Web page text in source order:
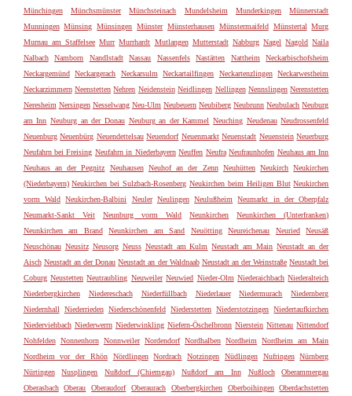
Münchingen
Münchsmünster Münchsteinach Mundelsheim Munderkingen
Münnerstadt
Munningen Münsing Münsingen Münster Münsterhausen Münstermaifeld Münstertal Murg
Murnau am Staffelsee Murr Murrhardt Mutlangen Mutterstadt Nabburg Nagel Nagold Naila
Nalbach
Namborn Nandlstadt Nassau Nassenfels Nastätten Nattheim
Neckarbischofsheim
Neckargemünd Neckargerach Neckarsulm Neckartailfingen Neckartenzlingen Neckarwestheim
Neckarzimmern Neenstetten Nehren Neidenstein Neidlingen Nellingen Nennslingen Nerenstetten
Neresheim Nersingen Nesselwang Neu-Ulm Neubeuern Neubiberg Neubrunn Neubulach Neuburg
am Inn Neuburg an der Donau Neuburg an der Kammel Neuching Neudenau Neudrossenfeld
Neuenburg Neuenbürg Neuendettelsau Neuendorf Neuenmarkt Neuenstadt Neuenstein Neuerburg
Neufahrn bei Freising Neufahrn in Niederbayern Neuffen Neufra Neufraunhofen Neuhaus am Inn
Neuhaus an der Pegnitz
Neuhausen Neuhof an der Zenn Neuhütten Neukirch Neukirchen
(Niederbayern) Neukirchen bei Sulzbach-Rosenberg Neukirchen beim Heiligen Blut Neukirchen
vorm Wald Neukirchen-Balbini Neuler Neulingen Neulußheim
Neumarkt in der Oberpfalz
Neumarkt-Sankt Veit
Neunburg vorm Wald Neunkirchen
Neunkirchen (Unterfranken)
Neunkirchen am Brand
Neunkirchen am Sand Neuötting Neureichenau Neuried
Neusäß
Neuschönau Neusitz Neusorg Neuss Neustadt am Kulm Neustadt am Main Neustadt an der
Aisch Neustadt an der Donau Neustadt an der Waldnaab Neustadt an der Weinstraße Neustadt bei
Coburg Neustetten Neutraubling Neuweiler Neuwied Nieder-Olm Niederaichbach Niederalteich
Niederbergkirchen
Niedereschach Niederfüllbach Niederlauer Niedermurach
Niedernberg
Niedernhall
Niederrieden Niederschönenfeld Niederstetten Niederstotzingen Niedertaufkirchen
Niederviehbach Niederwerrn Niederwinkling Niefern-Öschelbronn Nierstein Nittenau Nittendorf
Nohfelden Nonnenhorn Nonnweiler Nordendorf Nordhalben Nordheim
Nordheim am Main
Nordheim vor der Rhön
Nördlingen Nordrach Notzingen Nüdlingen Nufringen
Nürnberg
Nürtingen
Nusplingen Nußdorf (Chiemgau) Nußdorf am Inn Nußloch
Oberammergau
Oberasbach
Oberau Oberaudorf Oberaurach Oberbergkirchen Oberboihingen
Oberdachstetten